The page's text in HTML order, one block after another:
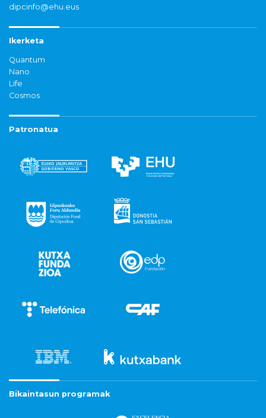
dipcinfo@ehu.eus
Ikerketa
Quantum
Nano
Life
Cosmos
Patronatua
Bikaintasun programak